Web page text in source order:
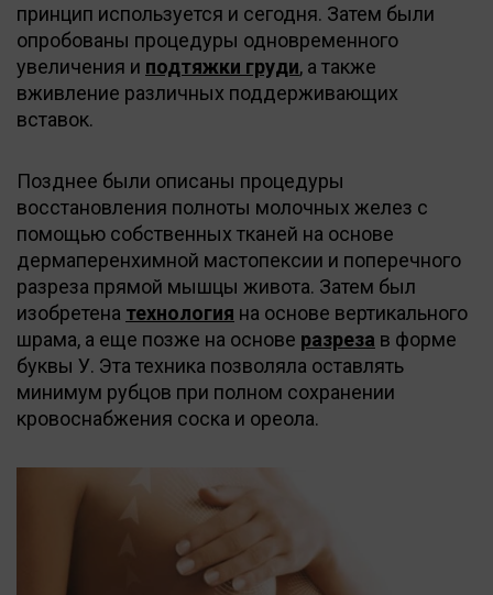
принцип используется и сегодня. Затем были
опробованы процедуры одновременного
увеличения и подтяжки груди, а также
вживление различных поддерживающих
вставок.
Позднее были описаны процедуры
восстановления полноты молочных желез с
помощью собственных тканей на основе
дермаперенхимной мастопексии и поперечного
разреза прямой мышцы живота. Затем был
изобретена технология на основе вертикального
шрама, а еще позже на основе разреза в форме
буквы У. Эта техника позволяла оставлять
минимум рубцов при полном сохранении
кровоснабжения соска и ореола.